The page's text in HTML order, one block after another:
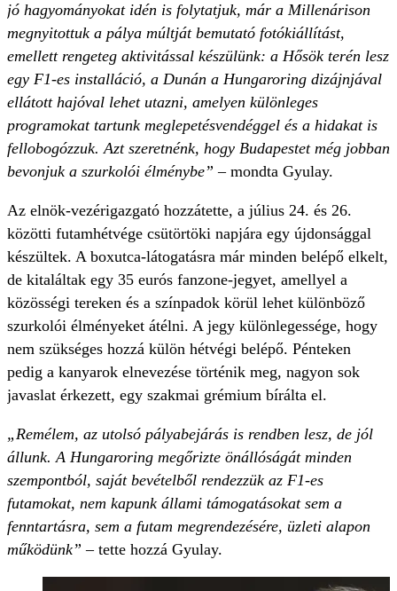
jó hagyományokat idén is folytatjuk, már a Millenárison
megnyitottuk a pálya múltját bemutató fotókiállítást,
emellett rengeteg aktivitással készülünk: a Hősök terén lesz
egy F1-es installáció, a Dunán a Hungaroring dizájnjával
ellátott hajóval lehet utazni, amelyen különleges
programokat tartunk meglepetésvendéggel és a hidakat is
fellobogózzuk. Azt szeretnénk, hogy Budapestet még jobban
bevonjuk a szurkolói élménybe”– mondta Gyulay.
Az elnök-vezérigazgató hozzátette, a július 24. és 26.
közötti futamhétvége csütörtöki napjára egy újdonsággal
készültek. A boxutca-látogatásra már minden belépő elkelt,
de kitaláltak egy 35 eurós fanzone-jegyet, amellyel a
közösségi tereken és a színpadok körül lehet különböző
szurkolói élményeket átélni. A jegy különlegessége, hogy
nem szükséges hozzá külön hétvégi belépő. Pénteken
pedig a kanyarok elnevezése történik meg, nagyon sok
javaslat érkezett, egy szakmai grémium bírálta el.
„Remélem, az utolsó pályabejárás is rendben lesz, de jól
állunk. A Hungaroring megőrizte önállóságát minden
szempontból, saját bevételből rendezzük az F1-es
futamokat, nem kapunk állami támogatásokat sem a
fenntartásra, sem a futam megrendezésére, üzleti alapon
működünk” – tette hozzá Gyulay.